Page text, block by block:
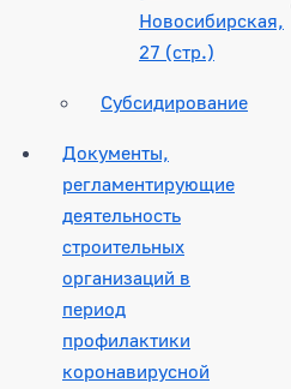
Новосибирская,
27 (стр.)
Субсидирование
Документы,
регламентирующие
деятельность
строительных
организаций в
период
профилактики
коронавирусной